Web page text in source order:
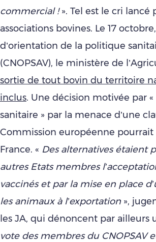
commercial !». Tel est le cri lancé
associations bovines. Le 17
d’orientation de la politique
(CNOPSAV), le ministère de
sortie de tout bovin du territoire
inclus. Une décision motivée par
sanitaire » par la menace d’une
Commission européenne pourrait
France. « Des alternatives étaient
autres Etats membres
vaccinés et par la mise en place
les animaux à l’exportation »,
les JA, qui dénoncent par ailleurs
vote des membres du CNOPSAV